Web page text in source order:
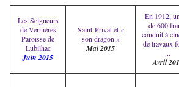
Les Seigneurs
de Vernières
Paroisse de
Lubilhac
Juin 2015
Saint-Privat et «
son dragon »
Mai 2015
En 1912,
de 600
conduit à
de travaux
...
Avril